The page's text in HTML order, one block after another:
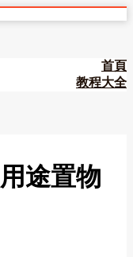
首頁
教程大全
途置物